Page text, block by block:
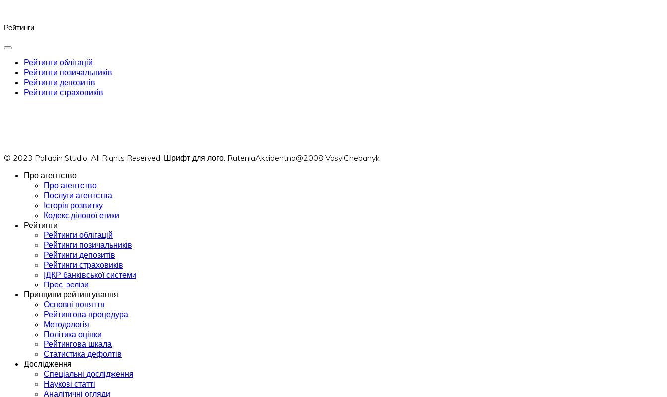
Рейтинги
Рейтинги облігацій
Рейтинги позичальників
Рейтинги депозитів
Рейтинги страховиків
© 2023 Palladin Studio. All Rights Reserved. Шрифт для лого: RuteniaAkcidentna@2008 VasylChebanyk
Про агентство
Про агентство
Послуги агентства
Історія розвитку
Кодекс ділової етики
Рейтинги
Рейтинги облігацій
Рейтинги позичальників
Рейтинги депозитів
Рейтинги страховиків
ІДКР банківської системи
Прес-релізи
Принципи рейтингування
Основні поняття
Рейтингова процедура
Методологія
Політика оцінки
Рейтингова шкала
Статистика дефолтів
Дослідження
Спеціальні дослідження
Наукові статті
Аналітичні огляди